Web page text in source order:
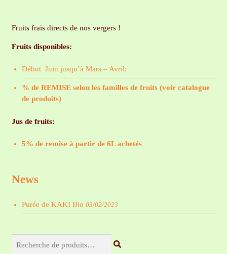
page
Fruits frais directs de nos vergers !
Fruits disponibles:
Début Juin jusqu’à Mars – Avril:
% de REMISE selon les familles de fruits (voir catalogue
de produits)
Jus de fruits:
5% de remise à partir de 6L achetés
News
Purée de KAKI Bio 03/02/2023
pour :